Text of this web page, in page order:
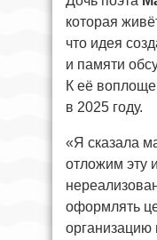
которая
что идея
и памяти
К её
в 2025 году.
«Я сказала
отложим эту
оформлять
организацию